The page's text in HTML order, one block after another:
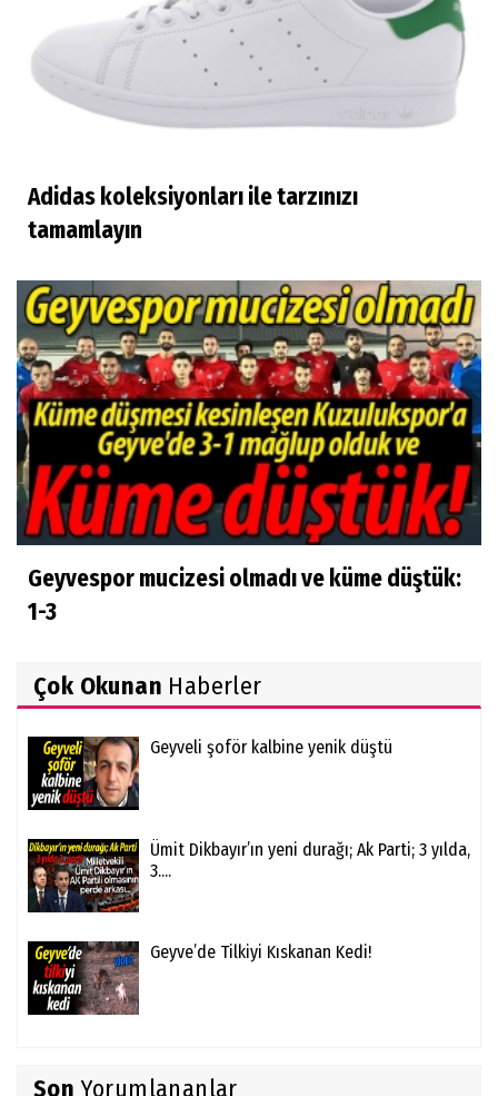
Adidas koleksiyonları ile tarzınızı
tamamlayın
Geyvespor mucizesi olmadı ve küme düştük:
1-3
Çok Okunan Haberler
Geyveli şoför kalbine yenik düştü
Ümit Dikbayır’ın yeni durağı; Ak Parti; 3 yılda,
3....
Geyve’de Tilkiyi Kıskanan Kedi!
Son Yorumlananlar